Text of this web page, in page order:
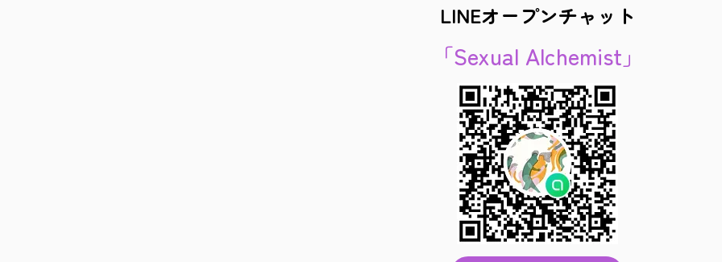
LINEオープンチャット
「Sexual Alchemist」